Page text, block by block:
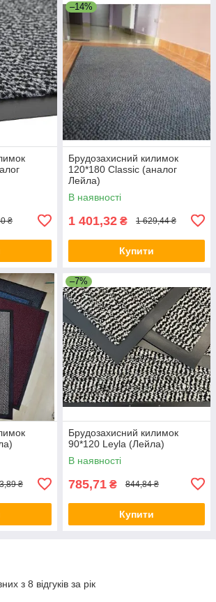
₴
–14%
Брудозахисний килимок
120*180 Classic (аналог
Лейла)
В наявності
1 401,32 ₴ 1 629,44 ₴
Купити
₴
–7%
Брудозахисний килимок
90*120 Leyla (Лейла)
В наявності
785,71 ₴ 844,84 ₴
Купити
з 8 відгуків за рік